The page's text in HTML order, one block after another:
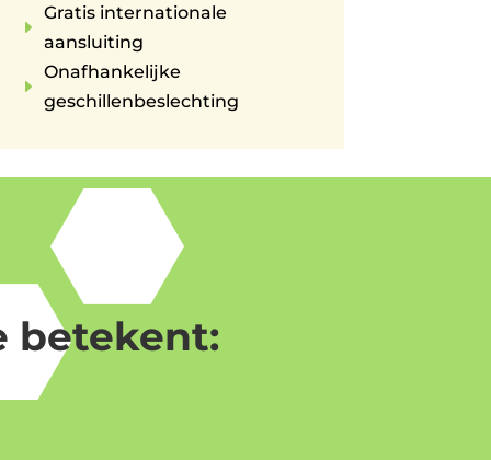
E
Gratis internationale
aansluiting
E
Onafhankelijke
geschillenbeslechting
betekent: